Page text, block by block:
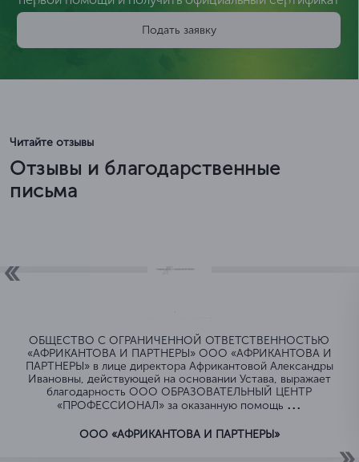
Подать заявку
Читайте отзывы
Отзывы и благодарственные
письма
ОБЩЕСТВО C ОГРАНИЧЕННОЙ ОТВЕТСТВЕННОСТЬЮ
«АФРИКАНТОВА И ПАРТНЕРЫ» ООО «АФРИКАНТОВА И
ПАРТНЕРЫ» в лице директора Африкантовой Александры
Ивановны, действующей на основании Устава, выражает
благодарность ООО ОБРАЗОВАТЕЛЬНЫЙ ЦЕНТР
«ПРОФЕССИОНАЛ» за оказанную помощь ...
ООО «АФРИКАНТОВА И ПАРТНЕРЫ»